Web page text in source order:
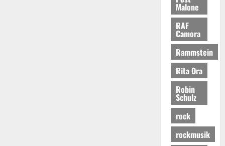
Malone
RAF
Camora
Rammstein
Rita Ora
Robin
Schulz
rock
rockmusik